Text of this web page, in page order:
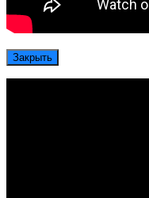
Закрыть